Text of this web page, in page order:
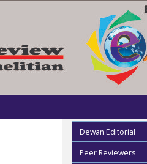
Dewan Editorial
Peer Reviewers